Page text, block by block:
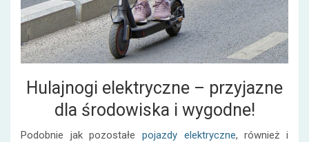
Hulajnogi elektryczne – przyjazne
dla środowiska i wygodne!
Podobnie jak pozostałe pojazdy elektryczne, również i